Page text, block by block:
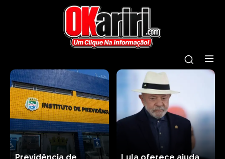
Previdência de
Lula oferece ajuda